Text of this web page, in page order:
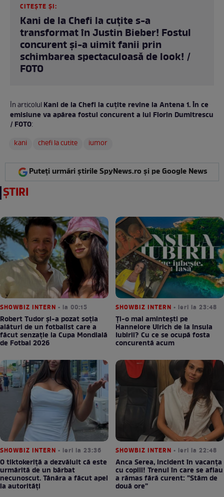
CITEȘTE ȘI:
Kani de la Chefi la cuțite s-a
transformat în Justin Bieber! Fostul
concurent și-a uimit fanii prin
schimbarea spectaculoasă de look! /
FOTO
În articolulKani de la Chefi la cuțite revine la Antena 1. În ce
emisiune va apărea fostul concurent a lui Florin Dumitrescu
/ FOTO:
kani
chefi la cutite iumor
Puteți urmări știrile SpyNews.ro și pe Google News
ȘTIRI
SHOWBIZ INTERN • la 00:15
Robert Tudor și-a pozat soția
alături de un fotbalist care a
făcut senzație la Cupa Mondială
de Fotbal 2026
SHOWBIZ INTERN • ieri la 23:48
Ți-o mai amintești pe
Hannelore Ulrich de la Insula
Iubirii? Cu ce se ocupă fosta
concurentă acum
SHOWBIZ INTERN • ieri la 23:36
O tiktokeriță a dezvăluit că este
urmărită de un bărbat
necunoscut. Tânăra a făcut apel
la autorități
SHOWBIZ INTERN • ieri la 22:48
Anca Serea, incident în vacanța
cu copiii! Trenul în care se aflau
a rămas fără curent: ”Stăm de
două ore”